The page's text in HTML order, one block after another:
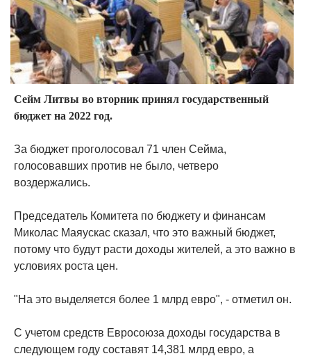
Сейм Литвы во вторник принял государственный
бюджет на 2022 год.
За бюджет проголосовал 71 член Сейма,
голосовавших против не было, четверо
воздержались.
Председатель Комитета по бюджету и финансам
Миколас Маяускас сказал, что это важный бюджет,
потому что будут расти доходы жителей, а это важно в
условиях роста цен.
"На это выделяется более 1 млрд евро", - отметил он.
С учетом средств Евросоюза доходы государства в
следующем году составят 14,381 млрд евро, а